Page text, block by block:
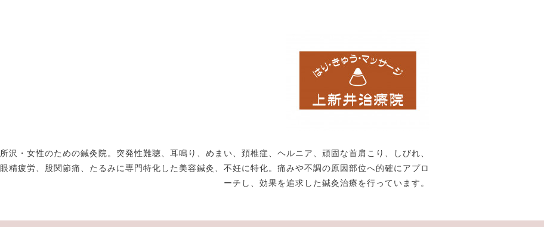
所沢・女性のための鍼灸院。突発性難聴、耳鳴り、めまい、頚椎症、ヘルニア、頑固な首肩こり、しびれ、
眼精疲労、股関節痛、たるみに専門特化した美容鍼灸、不妊に特化。痛みや不調の原因部位へ的確にアプロ
ーチし、効果を追求した鍼灸治療を行っています。